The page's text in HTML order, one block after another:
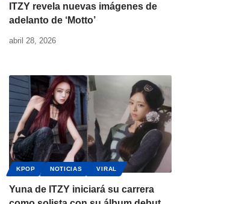
ITZY revela nuevas imágenes de
adelanto de ‘Motto’
abril 28, 2026
KPOP NOTICIAS VIRAL
Yuna de ITZY iniciará su carrera